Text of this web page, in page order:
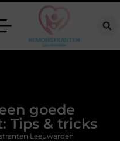
voor de toekomst van
goede
Tips & tricks
Leeuwarden